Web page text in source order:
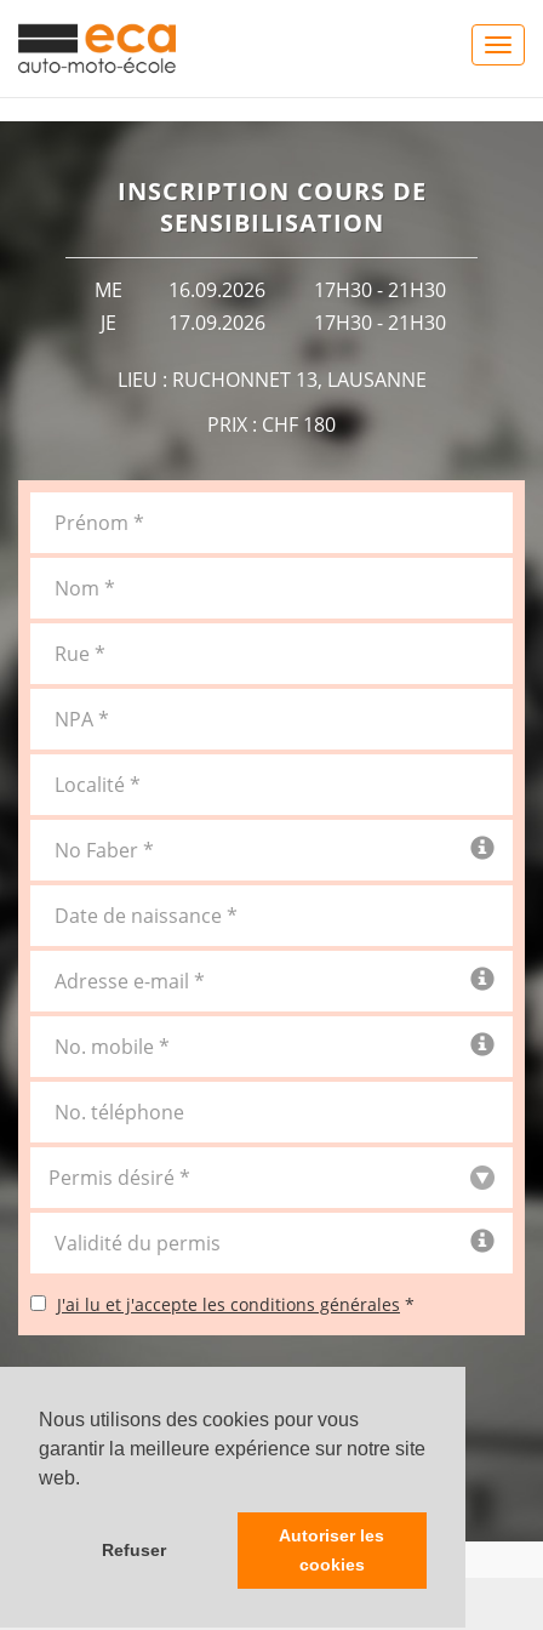
Nous utilisons des cookies pour vous
garantir la meilleure expérience sur notre site
web.
Refuser
Autoriser les
cookies
INSCRIPTION COURS DE
SENSIBILISATION
ME 16.09.2026
17H30 - 21H30
JE
17.09.2026 17H30 - 21H30
LIEU : RUCHONNET 13, LAUSANNE
PRIX : CHF 180
Prénom *
Nom *
Rue *
NPA *
Localité *
No Faber *
Date de naissance *
Adresse e-mail *
No. mobile *
No. téléphone
Validité du permis
J'ai lu et j'accepte les conditions générales *
INSCRIPTION